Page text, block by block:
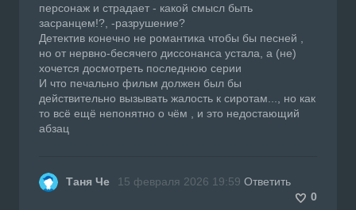
персонаж и страдает - какой смысл быть
засранцем!?, -разрушение?
Детектив конечно не романтика чтобы бы песней ,
но от нервно-бесячего диссонанса устала, а (не)
хочется досмотреть последнюю серии
И что печально фильм должен был бы
действительно вызывать жалость к сиротам..., но как
то всё ещё непонятно о чём , и это недостающий
абзац
Таня Че 15 февраля 2026 19:59 Ответить
0